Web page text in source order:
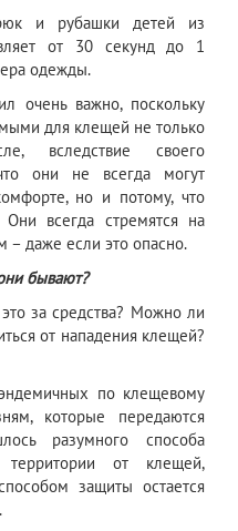
и рубашки детей из
от 30 секунд до 1
одежды.
очень важно, поскольку
для клещей не только
вследствие своего
они не всегда могут
но и потому, что
всегда стремятся на
– даже если это опасно.
бывают?
за средства? Можно ли
от нападения клещей?
по клещевому
которые передаются
разумного способа
территории от клещей,
защиты остается